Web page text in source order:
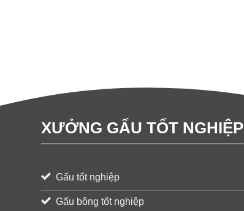
XƯỞNG GẤU TỐT NGHIỆP
Gấu tốt nghiệp
Gấu bông tốt nghiệp